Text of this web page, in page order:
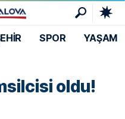
SPOR YAŞAM
oldu!